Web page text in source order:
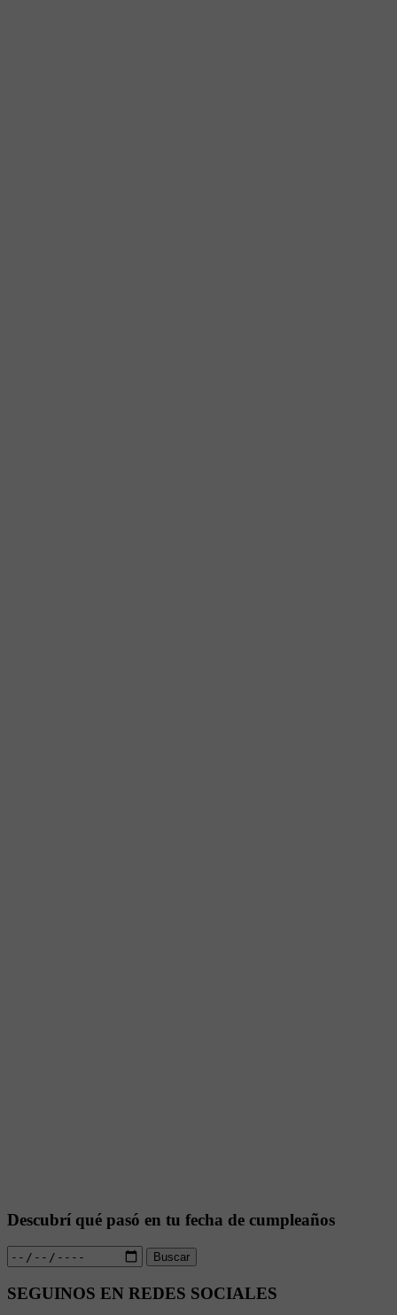
Descubrí qué pasó en tu fecha de cumpleaños
Buscar
SEGUINOS EN REDES SOCIALES